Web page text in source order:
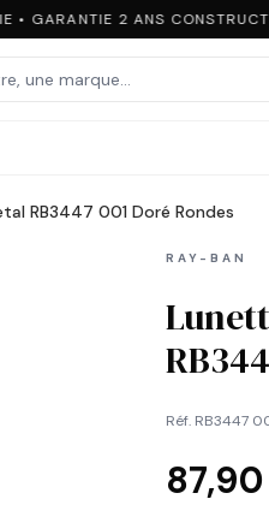
GARANTIE 2 ANS
RB3447 001 Doré Rondes
RAY-BAN
Réf. RB3447